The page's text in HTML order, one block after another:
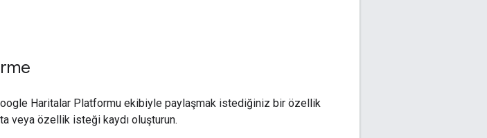
Haritalar Platformu ekibiyle paylaşmak istediğiniz bir özellik
veya özellik isteği kaydı oluşturun.